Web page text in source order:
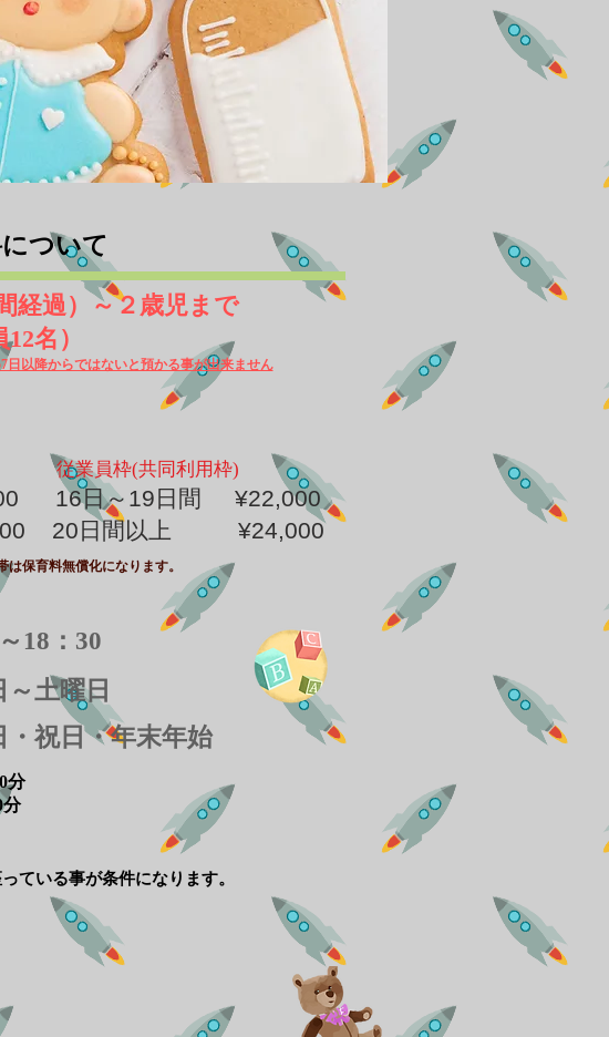
ついて
週間経過）～２歳児まで
）
日以降からではないと預かる事が出来ません
従業員枠(共同利用枠)
16日～19日間 ¥22,000
20日間以上 ¥24,000
保育料無償化になります。
分
分
ている事が条件になります。
土曜日
日・年末年始
18：30